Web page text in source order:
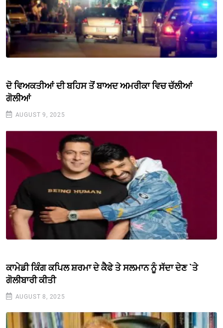
ਦੋ ਵਿਅਕਤੀਆਂ ਦੀ ਬਹਿਸ ਤੋਂ ਬਾਅਦ ਅਮਰੀਕਾ ਵਿਚ ਚੱਲੀਆਂ
ਗੋਲੀਆਂ
AUGUST 9, 2025
ਕਾਮੇਡੀ ਕਿੰਗ ਕਪਿਲ ਸ਼ਰਮਾ ਦੇ ਕੈਫੇ ਤੇ ਸਲਮਾਨ ਨੂੰ ਸੱਦਾ ਦੇਣ `ਤੇ
ਗੋਲੀਬਾਰੀ ਕੀਤੀ
AUGUST 8, 2025